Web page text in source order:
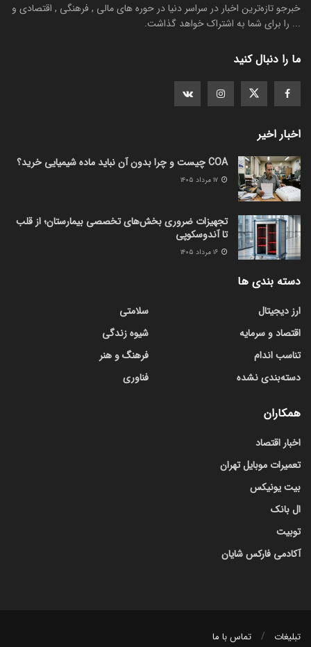
خبرجو تازه‌ترین اخبار در سراسر دنیا در حوره های مالی , فرهنگی , اقتصادی و
... را برای شما به اشتراک خواهد گذاشت.
ما را دنبال کنید
اخبار اخیر
COA چیست و چرا بدون آن نباید ماده شیمیایی خرید؟
تجهیزات ضروری بخش‌های تخصصی بیمارستان؛ از قلب
تا آندوسکوپی
دسته بندی ها
ارز دیجیتال
اقتصاد و سرمایه
تناسب اندام
دسته‌بندی نشده
سلامتی
شیوه زندگی
فرهنگ و هنر
فناوری
همکاران
اخبار اقتصاد
تعمیرات موبایل تهران
بیت یونیکس
ال بانک
توبیت
آکادمی فارکس شایان
تبلیغات تماس با ما